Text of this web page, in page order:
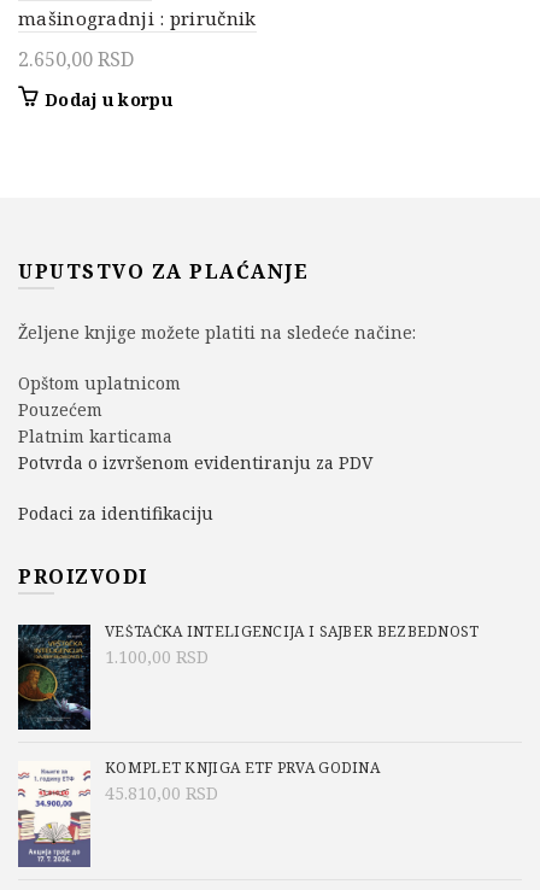
mašinogradnji : priručnik
2.650,00RSD
Dodaj u korpu
UPUTSTVO ZA PLAĆANJE
Željene knjige možete platiti na sledeće načine:
Opštom uplatnicom
Pouzećem
Platnim karticama
Potvrda o izvršenom evidentiranju za PDV
Podaci za identifikaciju
PROIZVODI
VEŠTAČKA INTELIGENCIJA I SAJBER BEZBEDNOST
1.100,00 RSD
KOMPLET KNJIGA ETF PRVA GODINA
45.810,00 RSD